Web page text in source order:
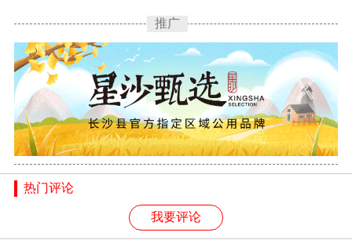
推广
热门评论
我要评论